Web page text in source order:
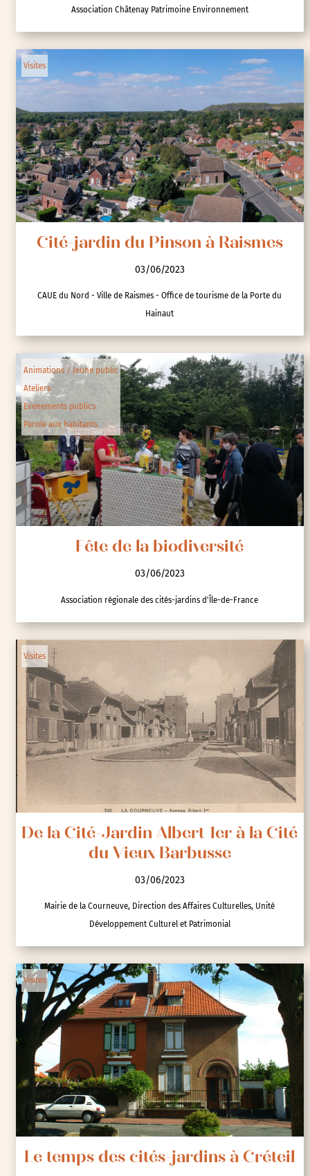
Association Châtenay Patrimoine Environnement
Visites
Cité-jardin du Pinson à Raismes
03/06/2023
CAUE du Nord - Ville de Raismes - Office de tourisme de la Porte du
Hainaut
Animations / Jeune public
Ateliers
Evenements publics
Parole aux habitants
Fête de la biodiversité
03/06/2023
Association régionale des cités-jardins d'Île-de-France
Visites
De la Cité-Jardin Albert 1er à la Cité
du Vieux Barbusse
03/06/2023
Mairie de la Courneuve, Direction des Affaires Culturelles, Unité
Développement Culturel et Patrimonial
Visites
Le temps des cités-jardins à Créteil